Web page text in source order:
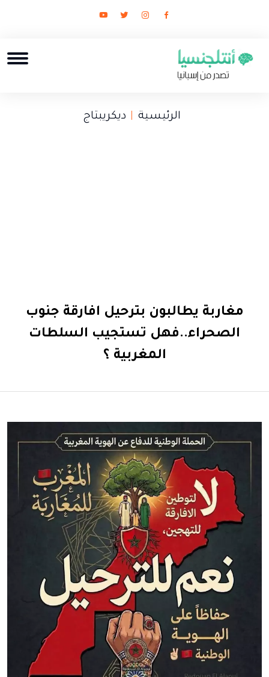
الرئيسية ديكريبتاج
مغاربة يطالبون بترحيل افارقة جنوب
الصحراء..فهل تستجيب السلطات
المغربية ؟